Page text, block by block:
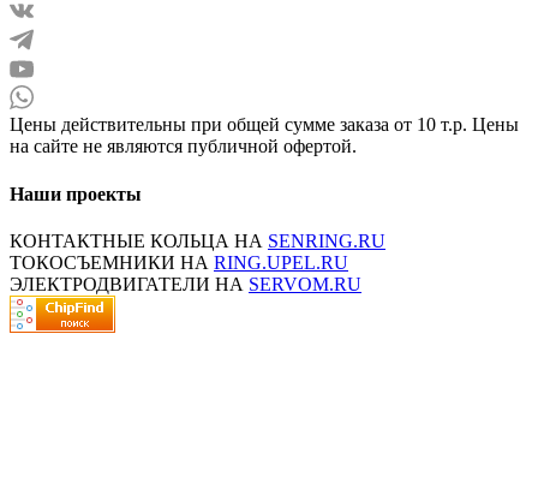
Цены действительны при общей сумме заказа от 10 т.р. Цены
на сайте не являются публичной офертой.
Наши проекты
КОНТАКТНЫЕ КОЛЬЦА НА SENRING.RU
ТОКОСЪЕМНИКИ НА RING.UPEL.RU
ЭЛЕКТРОДВИГАТЕЛИ НА SERVOM.RU